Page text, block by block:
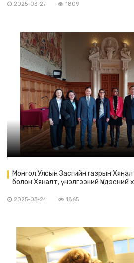
2025-03-27 1809
Монгол Улсын Засгийн газрын
болон Хяналт, үнэлгээний Үндэсний
2025-03-24 1865